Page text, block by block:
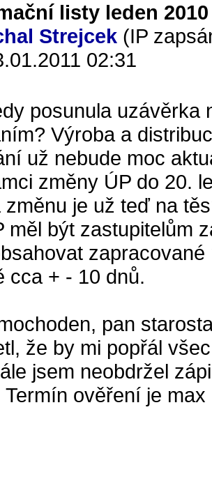
listy leden
Strejcek (IP
02:31
posunula
Výroba a
už nebude moc
změny ÚP do 20.
změnu je už teď na
měl být zastupitelům
cca + - 10 dnů.
pan
že by mi popřál
jsem neobdržel
ověření je max